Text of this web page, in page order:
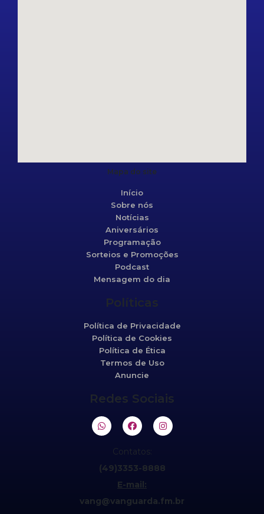
Mapa do site
Início
Sobre nós
Notícias
Aniversários
Programação
Sorteios e Promoções
Podcast
Mensagem do dia
Políticas
Política de Privacidade
Política de Cookies
Política de Ética
Termos de Uso
Anuncie
Redes Sociais
Contatos:
(49)3353-8888
E-mail:
vang@vanguarda.fm.br